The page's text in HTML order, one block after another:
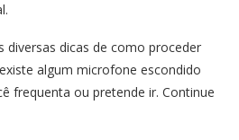
diversas dicas de como proceder
algum microfone escondido
frequenta ou pretende ir. Continue